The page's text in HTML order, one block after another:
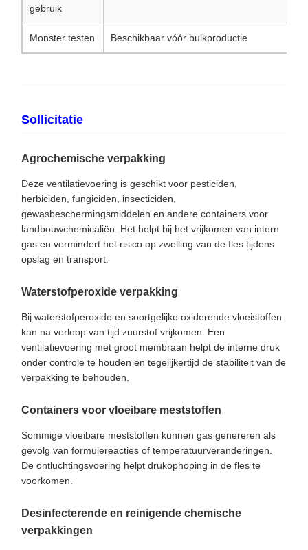
gebruik
Monster testen Beschikbaar vóór bulkproductie
Sollicitatie
Agrochemische verpakking
Deze ventilatievoering is geschikt voor pesticiden,
herbiciden, fungiciden, insecticiden,
gewasbeschermingsmiddelen en andere containers voor
landbouwchemicaliën. Het helpt bij het vrijkomen van intern
gas en vermindert het risico op zwelling van de fles tijdens
opslag en transport.
Waterstofperoxide verpakking
Bij waterstofperoxide en soortgelijke oxiderende vloeistoffen
kan na verloop van tijd zuurstof vrijkomen. Een
ventilatievoering met groot membraan helpt de interne druk
onder controle te houden en tegelijkertijd de stabiliteit van de
verpakking te behouden.
Containers voor vloeibare meststoffen
Sommige vloeibare meststoffen kunnen gas genereren als
gevolg van formulereacties of temperatuurveranderingen.
De ontluchtingsvoering helpt drukophoping in de fles te
voorkomen.
Desinfecterende en reinigende chemische
verpakkingen